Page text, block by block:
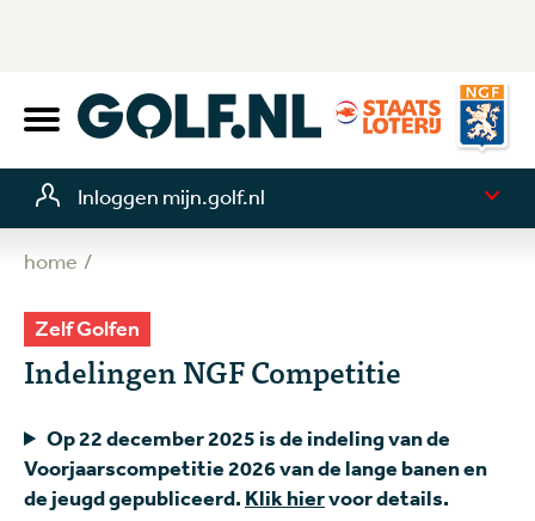
Inloggen mijn.golf.nl
home
Zelf Golfen
Indelingen NGF Competitie
Op 22 december 2025 is de indeling van de
Voorjaarscompetitie 2026 van de lange banen en
de jeugd gepubliceerd. Klik hiervoor details.